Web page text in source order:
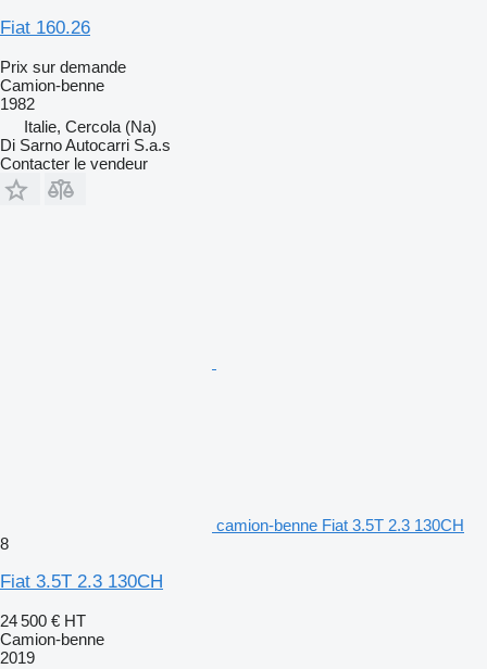
Fiat 160.26
Prix sur demande
Camion-benne
1982
Italie, Cercola (Na)
Di Sarno Autocarri S.a.s
Contacter le vendeur
camion-benne Fiat 3.5T 2.3 130CH
8
Fiat 3.5T 2.3 130CH
24 500 € HT
Camion-benne
2019